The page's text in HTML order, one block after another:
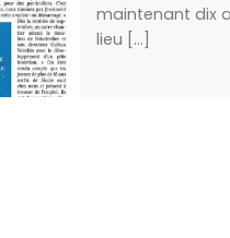
maintenant dix
lieu […]